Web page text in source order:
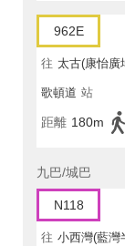
962E
往 太古(康怡廣
歌頓道 站
距離 180m
九巴/城巴
N118
往 小西灣(藍灣